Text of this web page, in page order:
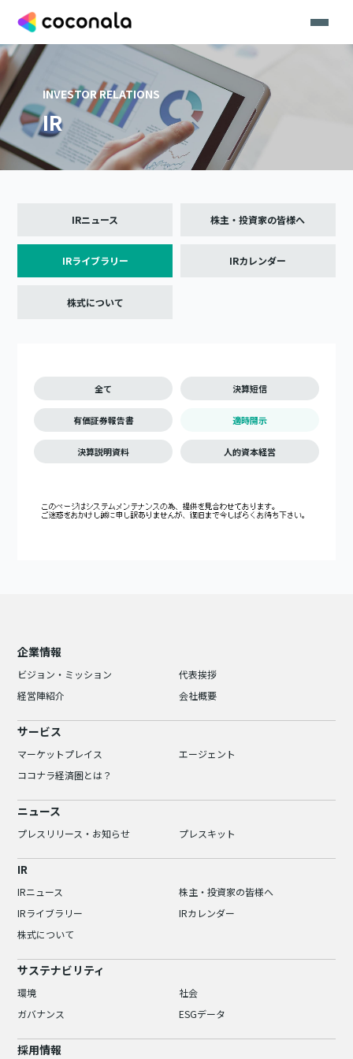
INVESTOR RELATIONS
IR
IRニュース 株主・投資家の皆様へ
IRライブラリー IRカレンダー
株式について
全て 決算短信
有価証券報告書 適時開示
決算説明資料 人的資本経営
企業情報
ビジョン・ミッション
代表挨拶
経営陣紹介
会社概要
サービス
マーケットプレイス
エージェント
ココナラ経済圏とは？
ニュース
プレスリリース・お知らせ プレスキット
IR
IRニュース
株主・投資家の皆様へ
IRライブラリー
IRカレンダー
株式について
サステナビリティ
環境
社会
ガバナンス
ESGデータ
採用情報